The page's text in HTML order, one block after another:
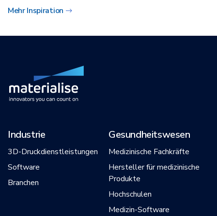
Mehr Inspiration
Industrie
3D-Druckdienstleistungen
Software
Branchen
Gesundheitswesen
Medizinische Fachkräfte
Hersteller für medizinische
Produkte
Hochschulen
Medizin-Software